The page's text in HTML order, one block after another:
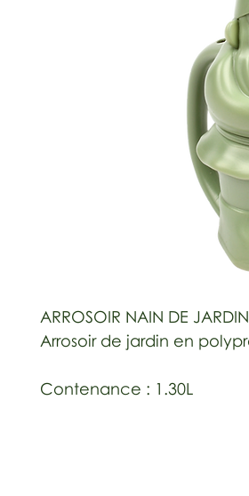
ARROSOIR NAIN DE
Arrosoir de jardin en
Contenance : 1.30L